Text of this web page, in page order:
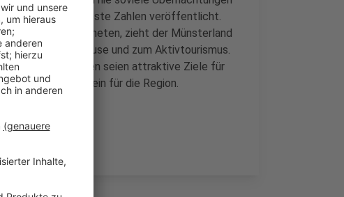
haben heute neueste Zahlen veröffentlicht.
Tourismus-Magneten, zieht der Münsterland
zum Urlaub zuhause und zum Aktivtourismus.
und Burgen seien attraktive Ziele für
Standbein für die Region.